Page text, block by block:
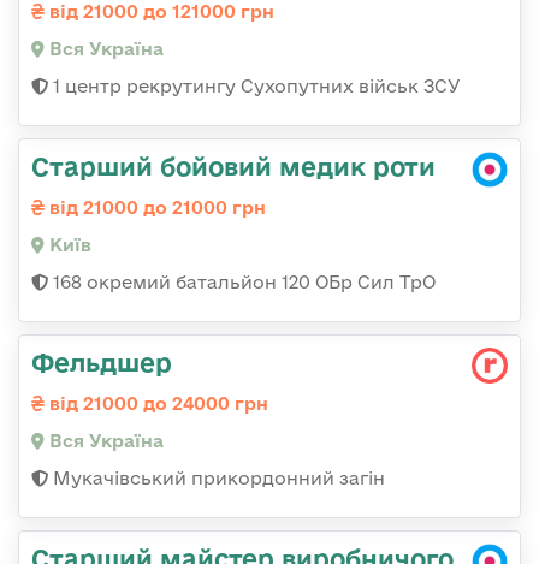
від 21000 до 121000 грн
Вся Україна
1 центр рекрутингу Сухопутних військ ЗСУ
Старший бойовий медик роти
від 21000 до 21000 грн
Київ
168 окремий батальйон 120 ОБр Cил ТрО
Фельдшер
від 21000 до 24000 грн
Вся Україна
Мукачівський прикордонний загін
Старший майстер виробничого